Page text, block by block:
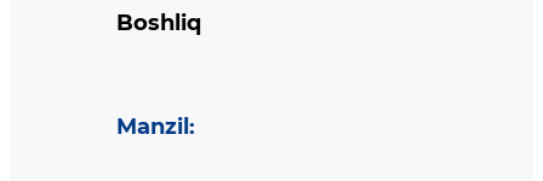
Boshliq
Manzil :